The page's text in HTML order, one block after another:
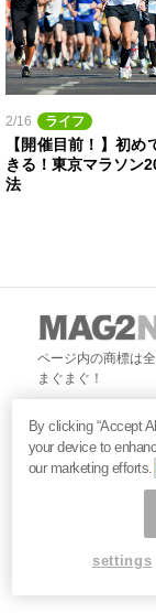
2/16 ライフ
【開催目前！】初め
きる！東京マラソン
法
ページ内の商標は
まぐまぐ！
By clicking “Accept
your device to
our marketing efforts.
settings